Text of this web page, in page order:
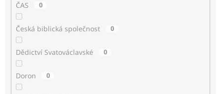
ČAS 0
Česká biblická společnost 0
Dědictví Svatováclavské 0
Doron 0